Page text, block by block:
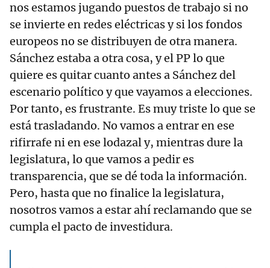
nos estamos jugando puestos de trabajo si no
se invierte en redes eléctricas y si los fondos
europeos no se distribuyen de otra manera.
Sánchez estaba a otra cosa, y el PP lo que
quiere es quitar cuanto antes a Sánchez del
escenario político y que vayamos a elecciones.
Por tanto, es frustrante. Es muy triste lo que se
está trasladando. No vamos a entrar en ese
rifirrafe ni en ese lodazal y, mientras dure la
legislatura, lo que vamos a pedir es
transparencia, que se dé toda la información.
Pero, hasta que no finalice la legislatura,
nosotros vamos a estar ahí reclamando que se
cumpla el pacto de investidura.